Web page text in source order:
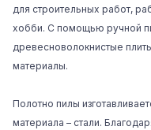
для строительных работ,
хобби. С помощью ручной
древесноволокнистые
материалы.
Полотно пилы
материала – стали.